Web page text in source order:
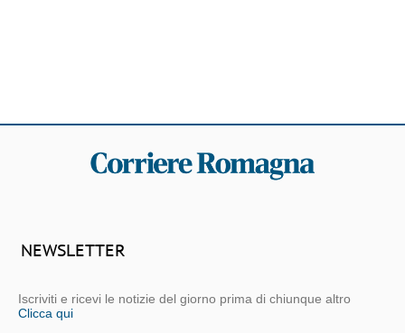
NEWSLETTER
Iscriviti e ricevi le notizie del giorno prima di chiunque altro
Clicca qui